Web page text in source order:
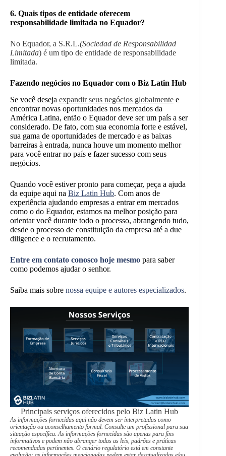
6. Quais tipos de entidade oferecem
responsabilidade limitada no Equador?
No Equador, a S.R.L.(Sociedad de Responsabilidad
Limitada) é um tipo de entidade de responsabilidade
limitada.
Fazendo negócios no Equador com o Biz Latin Hub
Se você deseja expandir seus negócios globalmente e
encontrar novas oportunidades nos mercados da
América Latina, então o Equador deve ser um país a ser
considerado. De fato, com sua economia forte e estável,
sua gama de oportunidades de mercado e as baixas
barreiras à entrada, nunca houve um momento melhor
para você entrar no país e fazer sucesso com seus
negócios.
Quando você estiver pronto para começar, peça a ajuda
da equipe aqui na Biz Latin Hub. Com anos de
experiência ajudando empresas a entrar em mercados
como o do Equador, estamos na melhor posição para
orientar você durante todo o processo, abrangendo tudo,
desde o processo de constituição da empresa até a due
diligence e o recrutamento.
Entre em contato conosco hoje mesmo para saber
como podemos ajudar o senhor.
Saiba mais sobre nossa equipe e autores especializados.
Principais serviços oferecidos pelo Biz Latin Hub
As informações fornecidas aqui não devem ser interpretadas como
orientação ou aconselhamento formal. Consulte um profissional para sua
situação específica. As informações fornecidas são apenas para fins
informativos e podem não abranger todas as leis, padrões e práticas
recomendadas pertinentes. O cenário regulatório está em constante